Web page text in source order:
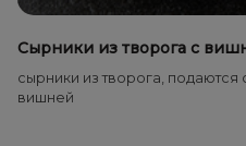
Сырники из творога с
сырники из творога,
вишней